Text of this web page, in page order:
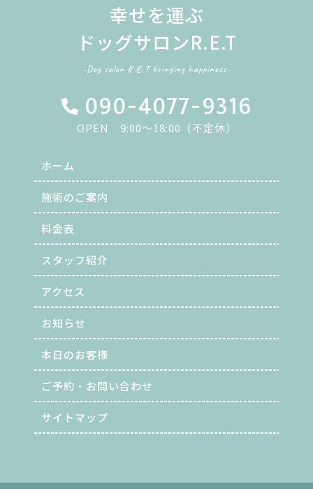
幸せを運ぶ
ドッグサロンR.E.T
-Dog salon R.E.T bringing happiness-
090-4077-9316
OPEN 9:00～18:00（不定休）
ホーム
施術のご案内
料金表
スタッフ紹介
アクセス
お知らせ
本日のお客様
ご予約・お問い合わせ
サイトマップ